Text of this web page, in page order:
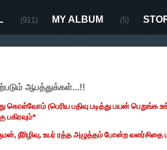
(911) MY ALBUM (5)
ஆபத்துக்கள்...!!
கொள்வோம் (பெரிய பதிவு படித்து பயன் பெறுங்க
பகிரவும்*
, நீரிழிவு, உயர் ரத்த அழுத்தம் போன்ற வளர்சிதை